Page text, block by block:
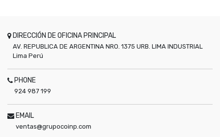
DIRECCIÓN DE OFICINA PRINCIPAL
AV. REPUBLICA DE ARGENTINA NRO. 1375 URB. LIMA INDUSTRIAL
Lima Perú
PHONE
924 987 199
EMAIL
ventas@grupocoinp.com